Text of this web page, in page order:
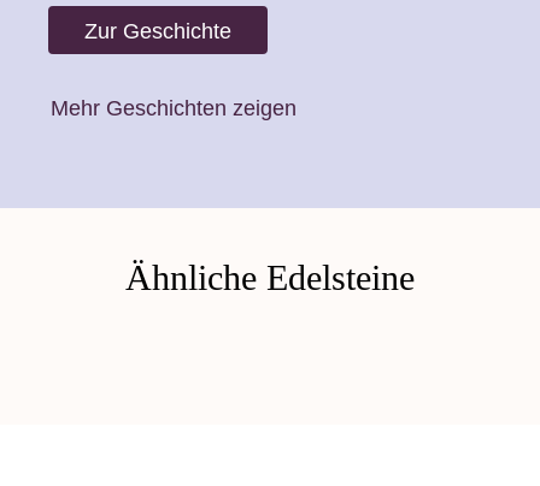
Zur Geschichte
Mehr Geschichten zeigen
Ähnliche Edelsteine